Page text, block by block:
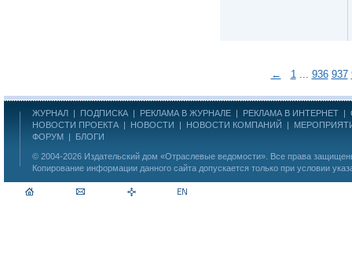
← 1... 936 937
ЖУРНАЛ | ПОДПИСКА | РЕКЛАМА В ЖУРНАЛЕ | РЕКЛАМА В ИНТЕРНЕТ |
НОВОСТИ ПРОЕКТА | НОВОСТИ | НОВОСТИ КОМПАНИЙ |
ФОРУМ | БЛОГИ
© 2004-2026 Издательский дом «Отраслевые ведомости» . Все права
Копирование информации данного сайта допускается только при условии